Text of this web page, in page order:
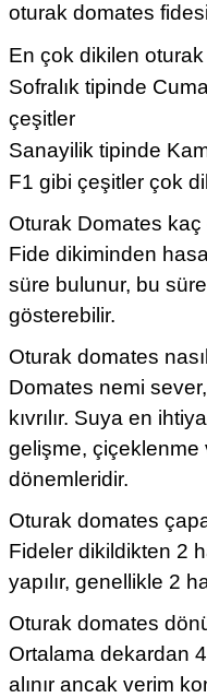
oturak domates
En çok dikilen
Sofralık tipinde
çeşitler
Sanayilik tipinde
F1 gibi çeşitler çok
Oturak Domates
Fide dikiminden
süre bulunur, bu
gösterebilir.
Oturak domates
Domates nemi
kıvrılır. Suya en
gelişme,
dönemleridir.
Oturak domates
Fideler dikildikten 2
yapılır, genellikle 2
Oturak domates
Ortalama dekardan
alınır ancak verim